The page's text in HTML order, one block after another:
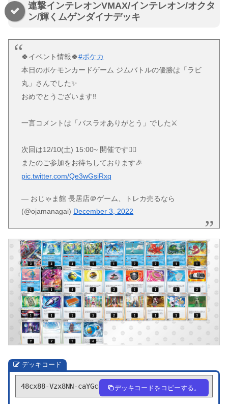
連撃インテレオンVMAX/インテレオン/オクタ
ン/輝くムゲンダイナデッキ
🍀イベント情報🍀#ポケカ
本日のポケモンカードゲーム ジムバトルの優勝は「ラビ
丸」さんでした✨
おめでとうございます‼️
一言コメントは「バスラオありがとう」でした⚔️
次回は12/10(土) 15:00~ 開催です🚵‍♀️
またのご参加をお待ちしております🎉
pic.twitter.com/Qe3wGsiRxq
— おじゃま館 長居店＠ゲーム、トレカ売るなら
(@ojamanagai) December 3, 2022
デッキコード
48cx88-Vzx8NN-caYGc8 デッキコードをコピーする。